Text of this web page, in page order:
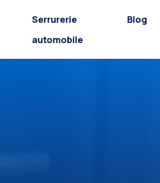
Serrurerie
automobile
Blog